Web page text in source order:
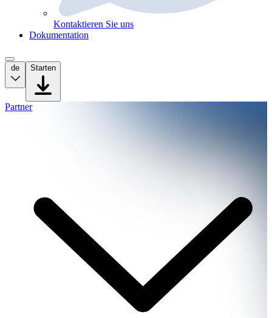
Kontaktieren Sie uns
Dokumentation
de Starten
Partner